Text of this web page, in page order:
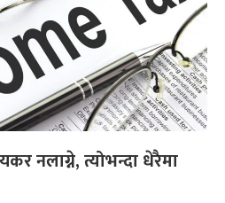
नलाग्ने, त्योभन्दा धेरैमा